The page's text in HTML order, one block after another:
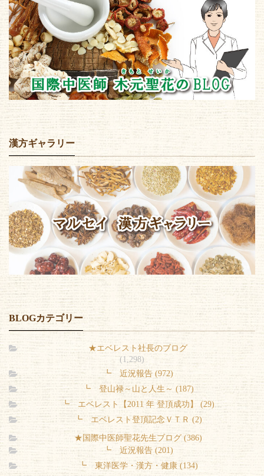
漢方ギャラリー
BLOGカテゴリー
★エベレスト社長のブログ
(1,298)
┗ 近況報告 (972)
┗ 登山禄～山と人生～ (187)
┗ エベレスト【2011 年 登頂成功】 (29)
┗ エベレスト登頂記念ＶＴＲ (2)
★国際中医師聖花先生ブログ (386)
┗ 近況報告 (201)
┗ 東洋医学・漢方・健康 (134)